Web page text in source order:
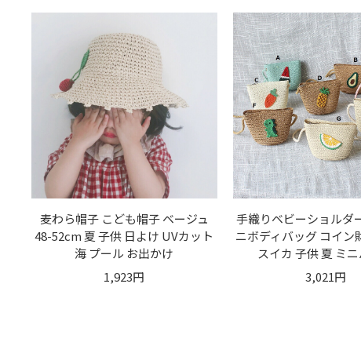
麦わら帽子 こども帽子 ベージュ
48-52cm 夏 子供 日よけ UVカット
海 プール お出かけ
1,923円
手織りベビーショルダ
ニボディバッグ コイン
スイカ 子供 夏 ミ
3,021円